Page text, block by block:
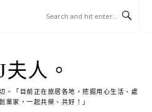
夫人。
。「目前正在旅居各地，挖掘用心生活、處
業家，一起共榮、共好！」